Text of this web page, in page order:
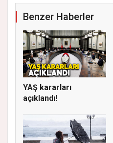
Benzer Haberler
YAŞ kararları
açıklandı!